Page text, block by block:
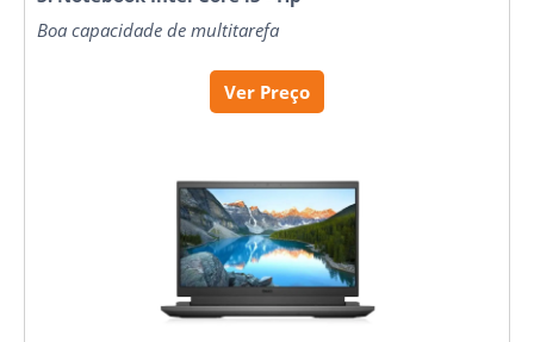
Boa capacidade de multitarefa
Ver Preço